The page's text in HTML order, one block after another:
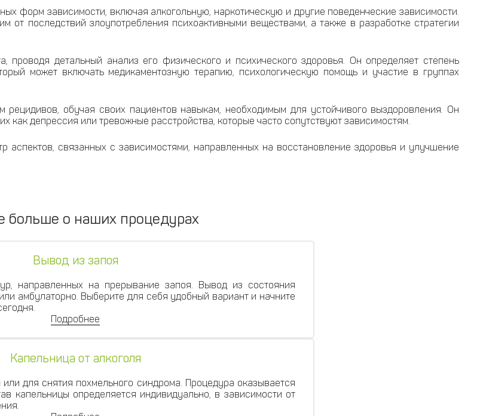
форм зависимости, включая алкогольную, наркотическую и другие поведенческие зависимости.
последствий злоупотребления психоактивными веществами, а также в разработке стратегии
проводя детальный анализ его физического и психического здоровья. Он определяет степень
может включать медикаментозную терапию, психологическую помощь и участие в группах
рецидивов, обучая своих пациентов навыкам, необходимым для устойчивого выздоровления. Он
как депрессия или тревожные расстройства, которые часто сопутствуют зависимостям.
аспектов, связанных с зависимостями, направленных на восстановление здоровья и улучшение
больше о наших процедурах
Вывод из запоя
направленных на прерывание запоя. Вывод из состояния
амбулаторно. Выберите для себя удобный вариант и начните
Подробнее
Капельница от алкоголя
для снятия похмельного синдрома. Процедура оказывается
капельницы определяется индивидуально, в зависимости от